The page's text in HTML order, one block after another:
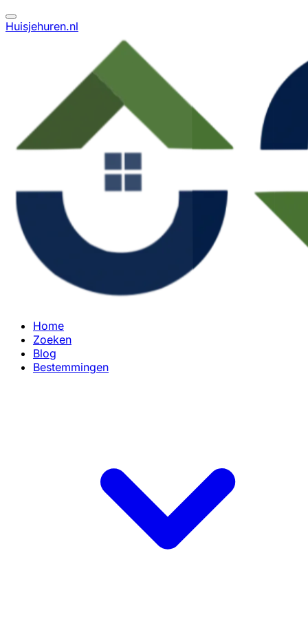
Huisjehuren.nl
Home
Zoeken
Blog
Bestemmingen